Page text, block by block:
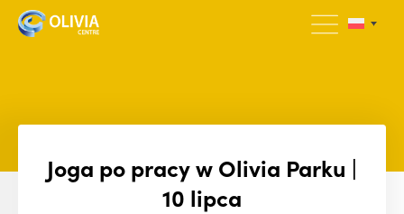
Joga po pracy w Olivia Parku |
10 lipca